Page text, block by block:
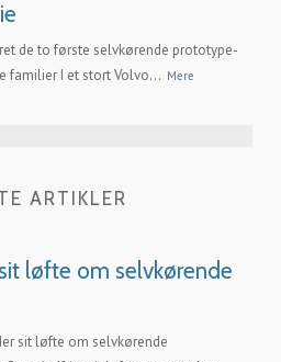
de to første selvkørende prototype-
familier I et stort Volvo... Mere
ARTIKLER
løfte om selvkørende
sit løfte om selvkørende